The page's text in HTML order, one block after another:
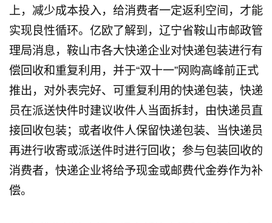
上，减少成本投入，给消费者一定返利空间，才能
实现良性循环。亿欧了解到，辽宁省鞍山市邮政管
理局消息，鞍山市各大快递企业对快递包装进行有
偿回收和重复利用，并于“双十一”网购高峰前正式
推出，对外表完好、可重复利用的快递包装，快递
员在派送快件时建议收件人当面拆封，由快递员直
接回收包装；或者收件人保留快递包装、当快递员
再进行收寄或派送件时进行回收；参与包装回收的
消费者，快递企业将给予现金或邮费代金券作为补
偿。